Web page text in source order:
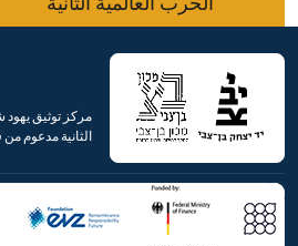
مركز توثيق يهود
الثانية مدعوم